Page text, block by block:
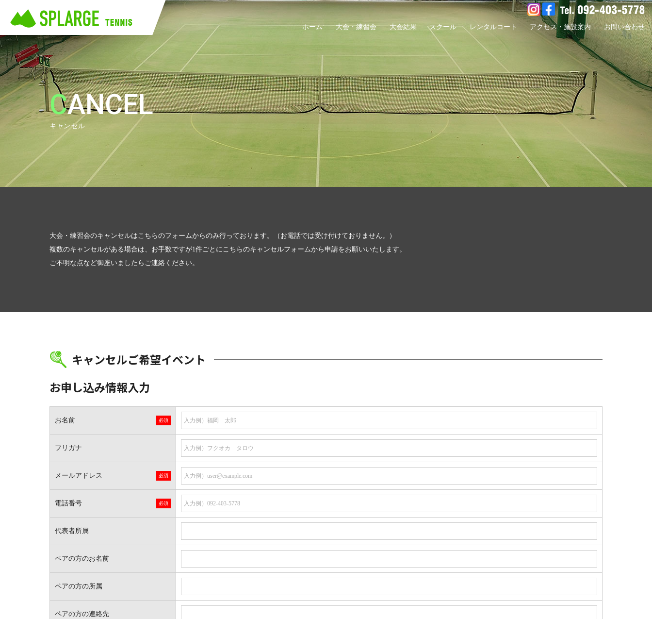
ホーム 大会・練習会 大会結果 スクール レンタルコート アクセス・施設案内 お問い合わせ
CANCEL
キャンセル
大会・練習会のキャンセルはこちらのフォームからのみ行っております。（お電話では受け付けておりません。）
複数のキャンセルがある場合は、お手数ですが1件ごとにこちらのキャンセルフォームから申請をお願いいたします。
ご不明な点など御座いましたらご連絡ください。
キャンセルご希望イベント
お申し込み情報入力
お名前
フリガナ
メールアドレス
電話番号
代表者所属
ペアの方のお名前
ペアの方の所属
ペアの方の連絡先